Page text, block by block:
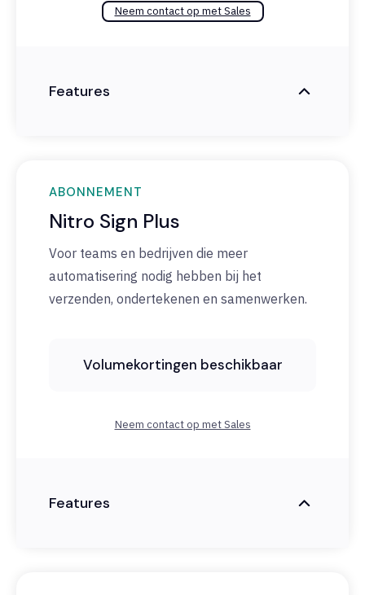
Neem contact op met Sales
Features
ABONNEMENT
Nitro Sign Plus
Voor teams en bedrijven die meer
automatisering nodig hebben bij het
verzenden, ondertekenen en samenwerken.
Volumekortingen beschikbaar
Neem contact op met Sales
Features